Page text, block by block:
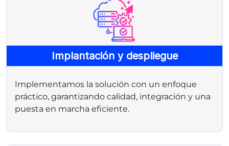
Implantación y despliegue
Implementamos la solución con un enfoque
práctico, garantizando calidad, integración y una
puesta en marcha eficiente.